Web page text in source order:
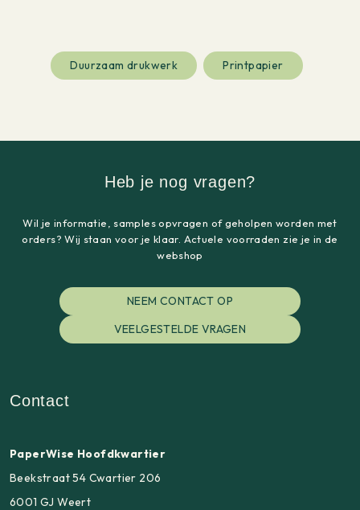
Duurzaam drukwerk Printpapier
Heb je nog vragen?
Wil je informatie, samples opvragen of geholpen worden met
orders? Wij staan voor je klaar. Actuele voorraden zie je in de
webshop
NEEM CONTACT OP
VEELGESTELDE VRAGEN
Contact
PaperWise Hoofdkwartier
Beekstraat 54 Cwartier 206
6001 GJ Weert